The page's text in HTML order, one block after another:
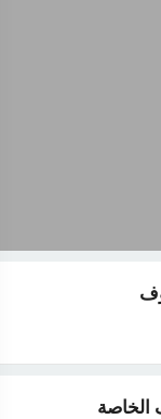
الخاصة